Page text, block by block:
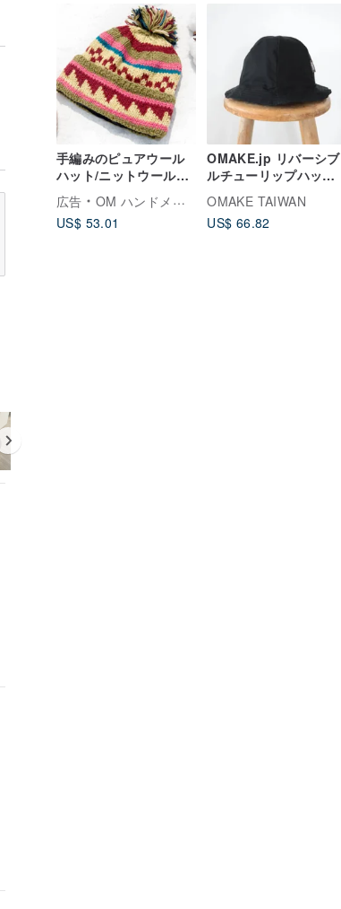
手編みのピュアウール
ハット/ニットウールハ
ット/インナーブラッシ
ュドハンドニットウー
ルハット/ハンドニット
広告
OM ハンドメイド
US$ 53.01
OMAKE.jp リバーシブ
ルチューリップハット
ック
OMAKE TAIWAN
US$ 66.82